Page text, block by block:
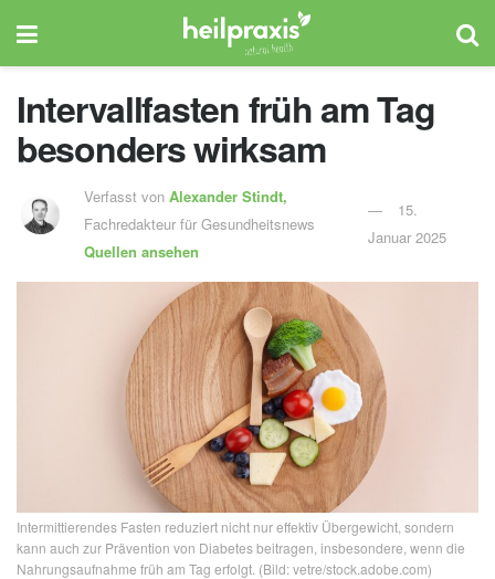
Intervallfasten früh am Tag
besonders wirksam
Verfasst von Alexander Stindt,
Fachredakteur für Gesundheitsnews
Quellen ansehen
15.
Januar 2025
Intermittierendes Fasten reduziert nicht nur effektiv Übergewicht, sondern
kann auch zur Prävention von Diabetes beitragen, insbesondere, wenn die
Nahrungsaufnahme früh am Tag erfolgt. (Bild: vetre/stock.adobe.com)